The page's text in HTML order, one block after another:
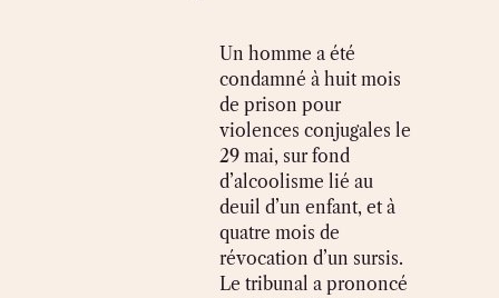
Un homme a été
condamné à huit mois
de prison pour
violences conjugales le
29 mai, sur fond
d’alcoolisme lié au
deuil d’un enfant, et à
quatre mois de
révocation d’un sursis.
Le tribunal a prononcé